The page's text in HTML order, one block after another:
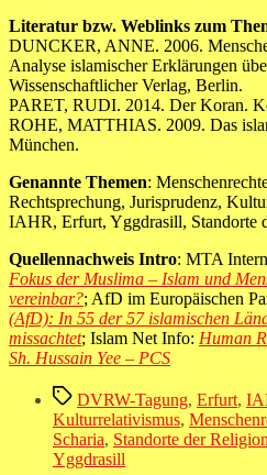
Literatur bzw. Weblinks zum
DUNCKER, ANNE. 2006.
Analyse islamischer Erklärungen
Wissenschaftlicher Verlag, Berlin.
PARET, RUDI. 2014. Der Koran.
ROHE, MATTHIAS. 2009. Das
München.
Genannte Themen:
Rechtsprechung, Jurisprudenz,
IAHR, Erfurt, Yggdrasill, Standorte
Quellennachweis Intro: MTA
Fokus der Muslima – Islam und
vereinbar?; AfD im Europäischen
(AfD): In 55 der 57 islamischen
missachtet; Islam Net Info: Human
Sh. Hussain Yee – PCS
Schlagwörter
DVRW-Tagung, Erfurt,
Kulturrelativismus,
Scharia, Standorte der
Yggdrasill